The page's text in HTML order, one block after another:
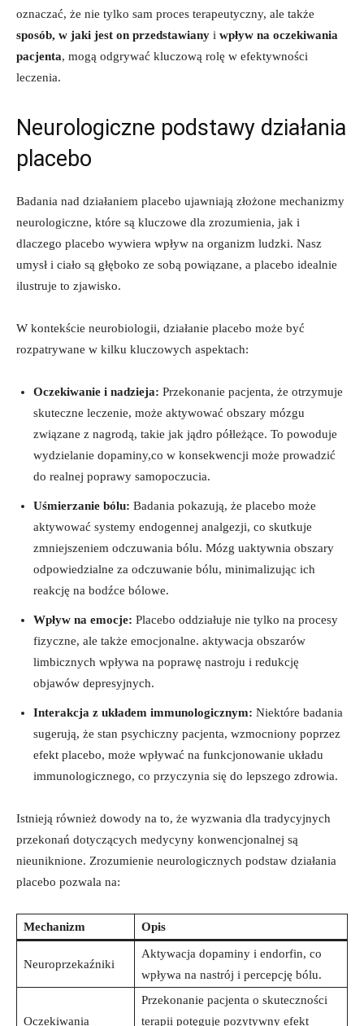
oznaczać, że nie tylko sam proces terapeutyczny, ale także
sposób, w jaki jest on przedstawiany i wpływ na oczekiwania
pacjenta, mogą odgrywać kluczową rolę w efektywności
leczenia.
Neurologiczne podstawy działania
placebo
Badania nad działaniem placebo ujawniają złożone mechanizmy
neurologiczne, które są kluczowe dla zrozumienia, jak i
dlaczego placebo wywiera wpływ na organizm ludzki. Nasz
umysł i ciało są głęboko ze sobą powiązane, a placebo idealnie
ilustruje to zjawisko.
W kontekście neurobiologii, działanie placebo może być
rozpatrywane w kilku kluczowych aspektach:
Oczekiwanie i nadzieja: Przekonanie pacjenta, że otrzymuje
skuteczne leczenie, może aktywować obszary mózgu
związane z nagrodą, takie jak jądro półleżące. To powoduje
wydzielanie dopaminy,co w konsekwencji może prowadzić
do realnej poprawy samopoczucia.
Uśmierzanie bólu: Badania pokazują, że placebo może
aktywować systemy endogennej analgezji, co skutkuje
zmniejszeniem odczuwania bólu. Mózg uaktywnia obszary
odpowiedzialne za odczuwanie bólu, minimalizując ich
reakcję na bodźce bólowe.
Wpływ na emocje: Placebo oddziałuje nie tylko na procesy
fizyczne, ale także emocjonalne. aktywacja obszarów
limbicznych wpływa na poprawę nastroju i redukcję
objawów depresyjnych.
Interakcja z układem immunologicznym: Niektóre badania
sugerują, że stan psychiczny pacjenta, wzmocniony poprzez
efekt placebo, może wpływać na funkcjonowanie układu
immunologicznego, co przyczynia się do lepszego zdrowia.
Istnieją również dowody na to, że wyzwania dla tradycyjnych
przekonań dotyczących medycyny konwencjonalnej są
nieuniknione. Zrozumienie neurologicznych podstaw działania
placebo pozwala na:
Mechanizm Opis
Neuroprzekaźniki
Aktywacja dopaminy i endorfin, co
wpływa na nastrój i percepcję bólu.
Oczekiwania
Przekonanie pacjenta o skuteczności
terapii potęguje pozytywny efekt